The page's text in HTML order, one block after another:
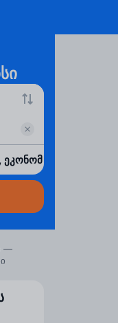
ეკონომ
—